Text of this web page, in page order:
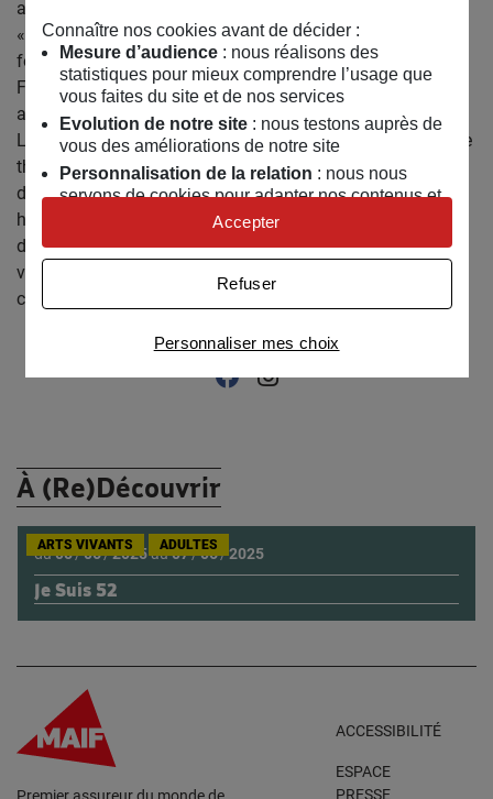
avec le Festival d’Automne à Paris, dans leur cursus
« L’Automne au lycée » où leurs spectacles dans des
formes légères, sont diffusés dans des lycées d’Ile-de-
France, en accompagnement de résidence et d’actions
artistiques dans ces mêmes lycées.
Leur création suivante,Hant, qui sera également une forme
théâtrale immersive, prévue pour l’hiver 2025–2026, leur
demande un travail de terrain préalable d’enquête sur la
hantise, sur les récits de revenants et de présence de l’au-
delà, et c’est ce à quoi Camille Joviado et Claire Chastel
vont entre autres employer leurs oreilles et leurs méninges
ces prochains mois.
Retrouvez Compagnie Yvonne III sur :
Facebook
Instagram
À (Re)Découvrir
Je Suis 52
du05/06/2025au07/06/2025
ARTS VIVANTS ADULTES
ACCESSIBILITÉ
ESPACE
PRESSE
Connaître nos cookies avant de décider :
Mesure d’audience: nous réalisons des
statistiques pour mieux comprendre l’usage que
vous faites du site et de nos services
Evolution de notre site: nous testons auprès de
vous des améliorations de notre site
Personnalisation de la relation : nous nous
servons de cookies pour adapter nos contenus et
personnaliser nos offres
Univers publicitaire: nous utilisons avec nos
publicités personnalisées
Personnaliser mes choix
Refuser
Accepter